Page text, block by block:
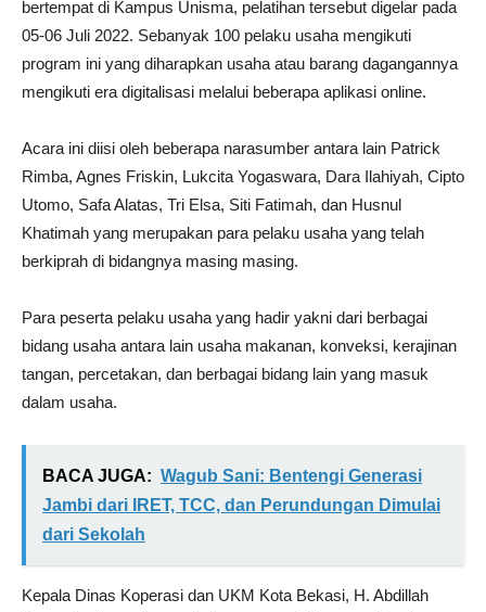
bertempat di Kampus Unisma, pelatihan tersebut digelar pada
05-06 Juli 2022. Sebanyak 100 pelaku usaha mengikuti
program ini yang diharapkan usaha atau barang dagangannya
mengikuti era digitalisasi melalui beberapa aplikasi online.
Acara ini diisi oleh beberapa narasumber antara lain Patrick
Rimba, Agnes Friskin, Lukcita Yogaswara, Dara Ilahiyah, Cipto
Utomo, Safa Alatas, Tri Elsa, Siti Fatimah, dan Husnul
Khatimah yang merupakan para pelaku usaha yang telah
berkiprah di bidangnya masing masing.
Para peserta pelaku usaha yang hadir yakni dari berbagai
bidang usaha antara lain usaha makanan, konveksi, kerajinan
tangan, percetakan, dan berbagai bidang lain yang masuk
dalam usaha.
BACA JUGA: Wagub Sani: Bentengi Generasi
Jambi dari IRET, TCC, dan Perundungan Dimulai
dari Sekolah
Kepala Dinas Koperasi dan UKM Kota Bekasi, H. Abdillah